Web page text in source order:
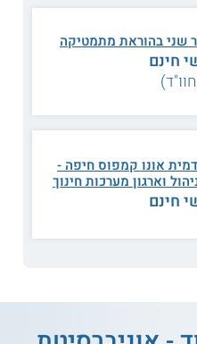
ניהול מידע אישי
ראייה ממוחשבת
פילוסופיה של המדע
שני בהוראת מתמטיקה
חינם
אונו קמפוס חיפה -
וארגון מערכות חינוך
חינם